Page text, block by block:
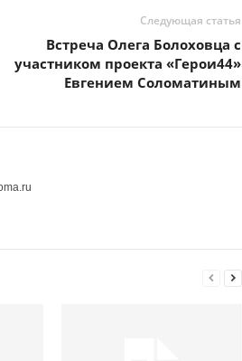
Следующая статья
Встреча Олега Болоховца с
участником проекта «Герои44»
Евгением Соломатиным